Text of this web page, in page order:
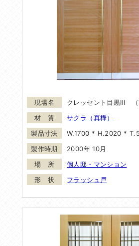
クレッセント目黒Ⅲ （
サクラ（真樺）
W.1700 * H.2020 *
2000年 10月
個人邸・マンション
フラッシュ戸